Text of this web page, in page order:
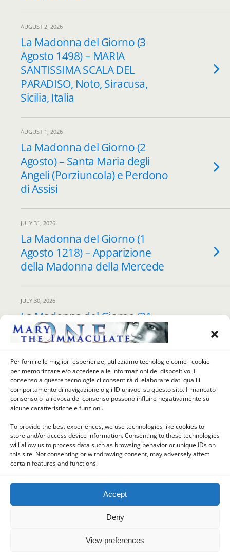
Per fornire le migliori esperienze, utilizziamo tecnologie come i cookie
per memorizzare e/o accedere alle informazioni del dispositivo. Il
consenso a queste tecnologie ci consentirà di elaborare dati quali il
comportamento di navigazione o gli ID univoci su questo sito. Il mancato
consenso o la revoca del consenso possono influire negativamente su
alcune caratteristiche e funzioni.
To provide the best experiences, we use technologies like cookies to
store and/or access device information. Consenting to these technologies
will allow us to process data such as browsing behavior or unique IDs on
this site. Not consenting or withdrawing consent, may adversely affect
certain features and functions.
Accept
Deny
View preferences
AUGUST 2, 2026
La Madonna del Giorno (3
Agosto 1498) – MARIA
SANTISSIMA SCALA DEL
PARADISO, Noto, Siracusa,
Sicilia, Italia
AUGUST 1, 2026
La Madonna del Giorno (2
Agosto) – Santa Maria degli
Angeli (Porziuncola) e Perdono
di Assisi
JULY 31, 2026
La Madonna del Giorno (1
Agosto 1218) – Apparizione
della Madonna della Mercede
JULY 30, 2026
La Madonna del Giorno (31
Luglio) – NOSTRA SIGNORA DI
VERDELAIS, Nuova Aquitania,
Francia
Load More Entries…
Back to top
Mobile
Powered by